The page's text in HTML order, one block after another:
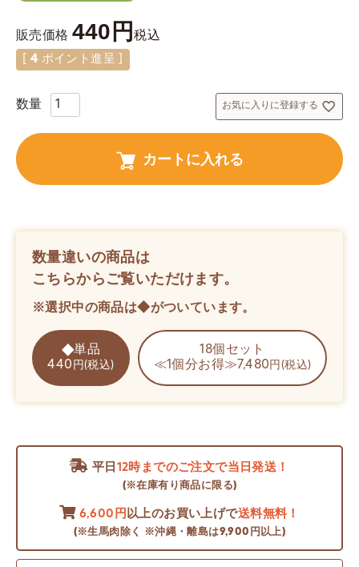
販売価格 440 税込
4 ポイント進呈 ]
お気に入りに登録する
カートに入れる
数量違いの商品は
こちらからご覧いただけます。
※選択中の商品は◆がついています。
単品
440 円(税込)
18個セット
≪1個分お得≫7,480 円(税込)
平日 12時までのご注文で当日発送！
(※在庫有り商品に限る)
6,600円 以上のお買い上げで送料無料！
(※生馬肉除く ※沖縄・離島は9,900円以上)